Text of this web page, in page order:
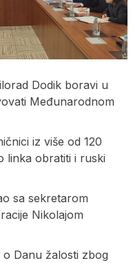
Dodik boravi u
Međunarodnom
iz više od 120
linka obratiti i ruski
sa sekretarom
Nikolajom
Danu žalosti zbog